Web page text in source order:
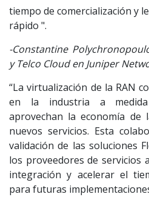
tiempo de comercialización y
rápido ".
-Constantine
y Telco Cloud en Juniper
“La virtualización de la RAN
en la industria a
aprovechan la economía
nuevos servicios. Esta
validación de las soluciones
los proveedores de servicios
integración y acelerar el
para futuras